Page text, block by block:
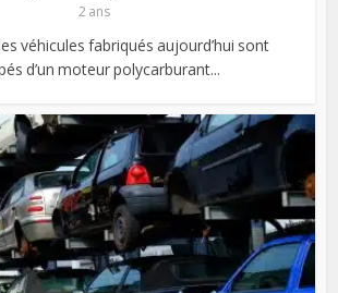
2 ans
véhicules fabriqués aujourd’hui sont
d’un moteur polycarburant...